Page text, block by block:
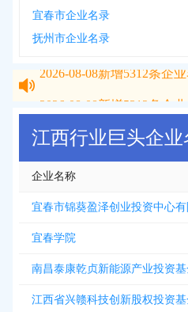
宜春市企业名录
抚州市企业名录
江西行业巨头企业
企业名称
宜春市锦葵盈泽创业投资中心
宜春学院
南昌泰康乾贞新能源产业投资
江西省兴赣科技创新股权投资